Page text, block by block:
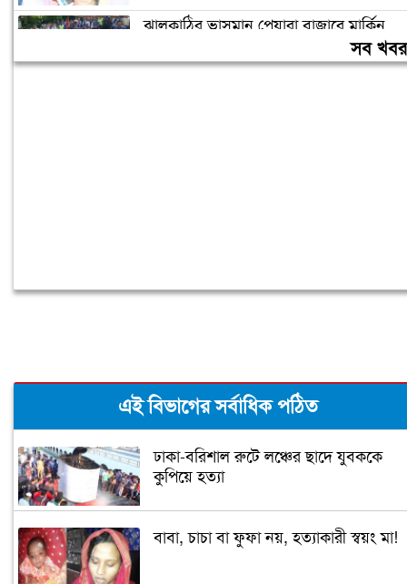
ঝালকাঠির ভাসমান পেয়ারা বাজারে মার্কিন
সব
এই বিভাগের সর্বাধিক পঠিত
ঢাকা-বরিশাল রুটে লঞ্চের ছাদে যুবককে
কুপিয়ে হত্যা
বাবা, চাচা বা ফুফা নয়, হত্যাকারী স্বয়ং মা!